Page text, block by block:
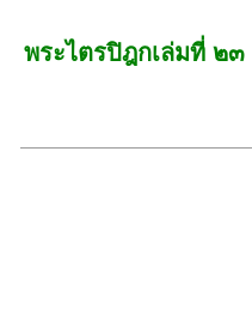
พระไตรปิฎกเล่มที่ ๒๓